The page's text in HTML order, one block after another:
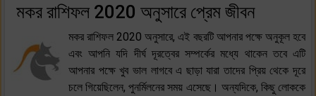
মকর রাশিফল 2020 অনুসারে প্রেম জীবন
মকর রাশিফল 2020 অনুসারে, এই বছরটি আপনার পক্ষে অনুকূল হবে
এবং আপনি যদি দীর্ঘ দূরত্বের সম্পর্কের মধ্যে থাকেন তবে এটি
আপনার পক্ষে খুব ভাল লাগবে এ ছাড়া যারা তাদের প্রিয় থেকে দূরে
চলে গিয়েছিলেন, পুনর্মিলনের সময় এসেছে। অন্যদিকে, কিছু লোককে